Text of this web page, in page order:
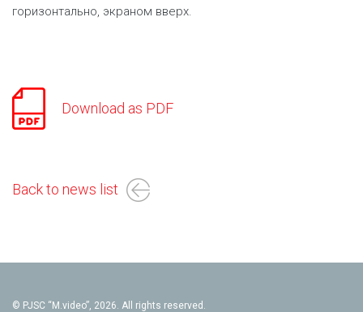
горизонтально, экраном вверх.
Download as PDF
Back to news list
© PJSC “M.video”, 2026. All rights reserved.